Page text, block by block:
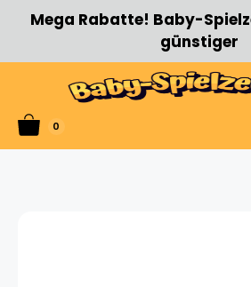
Zum
Inhalt
Mega Rabatte! Baby-
günstiger
0